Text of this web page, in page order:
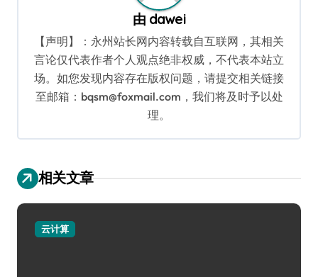
由 dawei
【声明】：永州站长网内容转载自互联网，其相关
言论仅代表作者个人观点绝非权威，不代表本站立
场。如您发现内容存在版权问题，请提交相关链接
至邮箱：bqsm@foxmail.com，我们将及时予以处
理。
相关文章
云计算